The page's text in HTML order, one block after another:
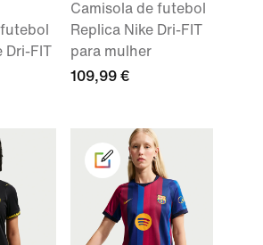
Dri-FIT
Camisola de futebol
Replica Nike Dri-FIT
para mulher
109,99 €